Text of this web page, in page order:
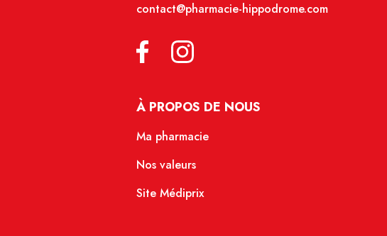
contact@pharmacie-hippodrome.com
À PROPOS DE NOUS
Ma pharmacie
Nos valeurs
Site Médiprix